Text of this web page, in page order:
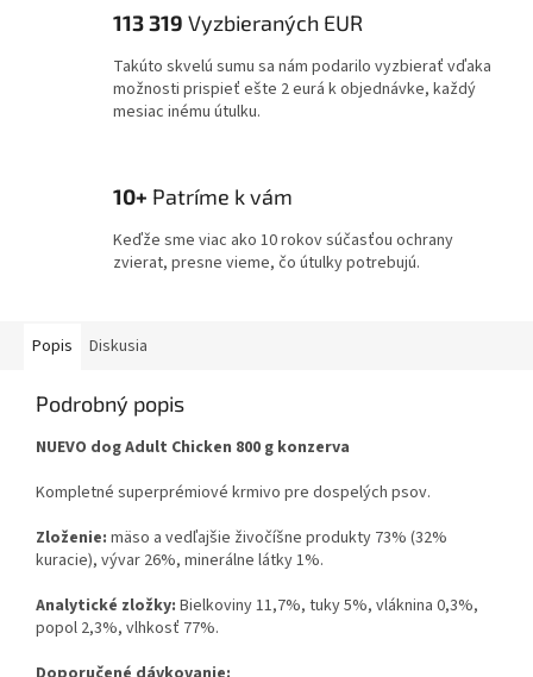
113 319 Vyzbieraných EUR
Takúto skvelú sumu sa nám podarilo vyzbierať vďaka
možnosti prispieť ešte 2 eurá k objednávke, každý
mesiac inému útulku.
10+ Patríme k vám
Keďže sme viac ako 10 rokov súčasťou ochrany
zvierat, presne vieme, čo útulky potrebujú.
Popis Diskusia
Podrobný popis
NUEVO dog Adult Chicken 800 g konzerva
Kompletné superprémiové krmivo pre dospelých psov.
Zloženie: mäso a vedľajšie živočíšne produkty 73% (32%
kuracie), vývar 26%, minerálne látky 1%.
Analytické zložky: Bielkoviny 11,7%, tuky 5%, vláknina 0,3%,
popol 2,3%, vlhkosť 77%.